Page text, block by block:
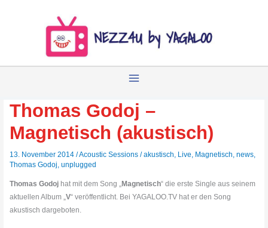
Thomas Godoj –
Magnetisch (akustisch)
13. November 2014/Acoustic Sessions /akustisch, Live, Magnetisch,news,
Thomas Godoj,unplugged
Thomas Godoj hat mit dem Song „Magnetisch“ die erste Single aus seinem
aktuellen Album „V“ veröffentlicht. Bei YAGALOO.TV hat er den Song
akustisch dargeboten.